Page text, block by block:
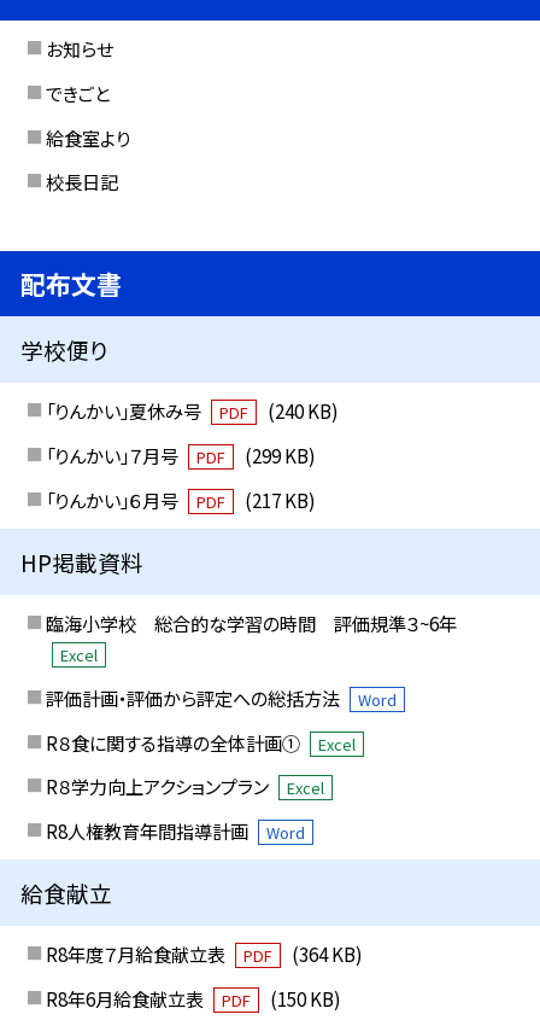
お知らせ
できごと
給食室より
校長日記
配布文書
学校便り
「りんかい」夏休み号 PDF
(240 KB)
「りんかい」７月号
PDF
(299 KB)
「りんかい」６月号
PDF (217 KB)
HP掲載資料
臨海小学校 総合的な学習の時間 評価規準３~6年
Excel
評価計画・評価から評定への総括方法 Word
R８食に関する指導の全体計画① Excel
R８学力向上アクションプラン Excel
R8人権教育年間指導計画 Word
給食献立
R8年度７月給食献立表 PDF
(364 KB)
R8年6月給食献立表
PDF (150 KB)